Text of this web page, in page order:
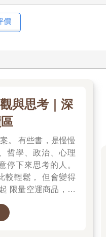
價
與思考｜深
。 有些書，是慢慢
停下來思考的人。
較輕鬆， 但會變得